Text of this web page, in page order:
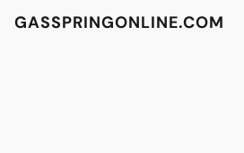
GASSPRINGONLINE.COM